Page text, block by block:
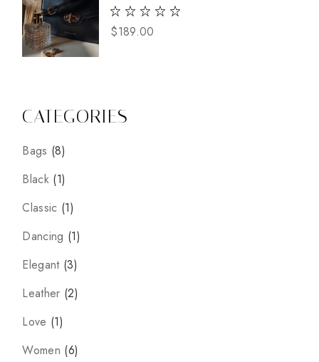
$189.00
CATEGORIES
Bags 8
8
prodotti
Black 1
1
prodotto
Classic 1
1
prodotto
Dancing 1
1
prodotto
Elegant 3
3
prodotti
Leather 2
2
prodotti
Love 1
1
prodotto
Women 6
6
prodotti